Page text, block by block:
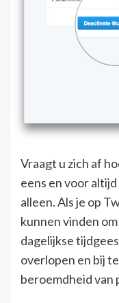
Vraagt ​​u zich af
eens en voor
alleen. Als je op
kunnen vinden
dagelijkse
overlopen en bij
beroemdheid van